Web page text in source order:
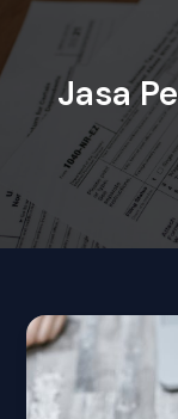
Jasa
Jasa
Pengurusan
Apostille
Terpercaya